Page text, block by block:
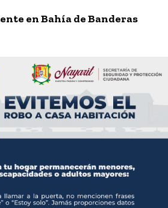
en Bahía de Banderas